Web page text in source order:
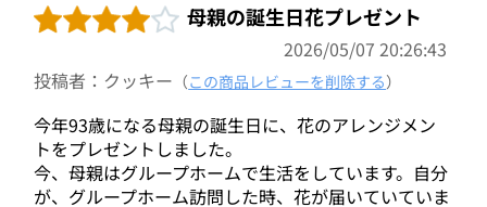
母親の誕生日花プレゼント
2026/05/07 20:26:43
投稿者：クッキー （この商品レビューを削除する）
今年93歳になる母親の誕生日に、花のアレンジメン
トをプレゼントしました。
今、母親はグループホームで生活をしています。自分
が、グループホーム訪問した時、花が届いていていま